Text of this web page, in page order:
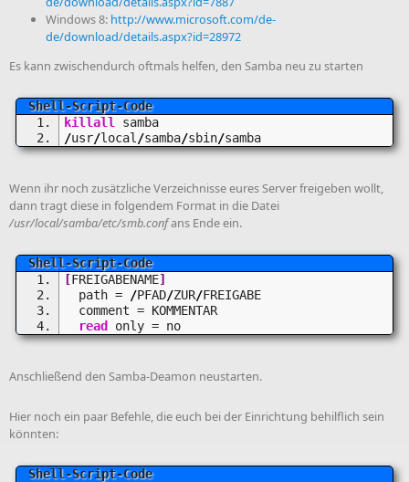
Windows 8: http://www.microsoft.com/de-
de/download/details.aspx?id=28972
Es kann zwischendurch oftmals helfen, den Samba neu zu starten
killall
samba
/usr/local /samba/sbin/samba
Wenn ihr noch zusätzliche Verzeichnisse eures Server freigeben wollt,
dann tragt diese in folgendem Format in die Datei
/usr/local/samba/etc/smb.confans Ende ein.
[FREIGABENAME]
  path =
/PFAD/ZUR/FREIGABE
  comment = KOMMENTAR
read
only = no
Anschließend den Samba-Deamon neustarten.
Hier noch ein paar Befehle, die euch bei der Einrichtung behilflich sein
könnten: